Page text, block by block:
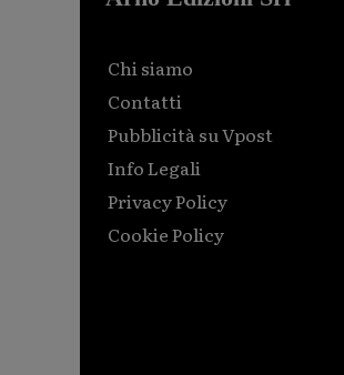
Chi siamo
Contatti
Pubblicità su Vpost
Info Legali
Privacy Policy
Cookie Policy